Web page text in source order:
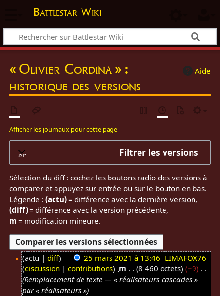
Battlestar Wiki
Aide
« Olivier Cordina » :
historique des versions
Afficher les journaux pour cette page
Filtrer les versions
Sélection du diff : cochez les boutons radio des versions à
comparer et appuyez sur entrée ou sur le bouton en bas.
Légende :(actu)= différence avec la dernière version,
(diff)= différence avec la version précédente,
m = modification mineure.
actu diff 25 mars 2021 à 13:46 LIMAFOX76
discussion
contributions m 8 460 octets
−9
Remplacement de texte — « réalisateurs cascades »
par « réalisateurs »